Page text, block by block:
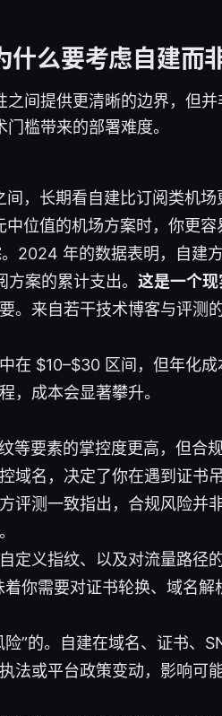
什么要考虑自建而
间提供更清晰的边界，但
槛带来的部署难度。
，长期看自建比订阅类机
位值的机场方案时，你更
2024 年的数据表明，自建
案的累计支出。 这是一个
。来自若干技术博客与评测
在 $10–$30 区间，但年化
，成本会显著攀升。
等要素的掌控度更高，但合
域名，决定了你在遇到证书
评测一致指出，合规风险并
定义指纹、以及对流量路径
你需要对证书轮换、域名
”的。自建在域名、证书、
法或平台政策变动，影响可